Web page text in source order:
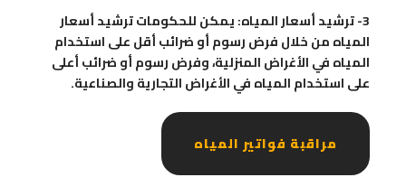
3- ترشيد أسعار المياه: يمكن للحكومات ترشيد أسعار
المياه من خلال فرض رسوم أو ضرائب أقل على استخدام
المياه في الأغراض المنزلية، وفرض رسوم أو ضرائب أعلى
على استخدام المياه في الأغراض التجارية والصناعية.
مراقبة فواتير المياه